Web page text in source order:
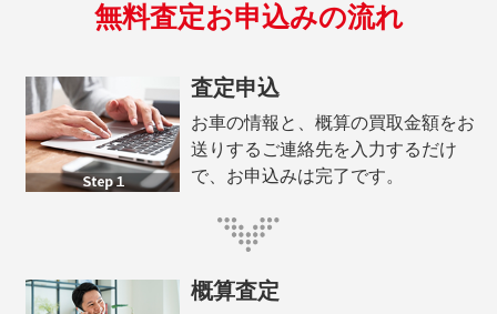
無料査定お申込みの流れ
査定申込
お車の情報と、概算の買取金額をお
送りするご連絡先を入力するだけ
で、お申込みは完了です。
概算査定